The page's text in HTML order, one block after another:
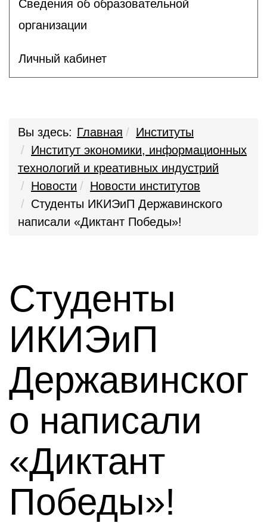
Сведения об образовательной
организации
Личный кабинет
Вы здесь: Главная
Институты
Институт экономики, информационных
технологий и креативных индустрий
Новости
Новости институтов
Студенты ИКИЭиП Державинского
написали «Диктант Победы»!
Студенты
ИКИЭиП
Державинског
о написали
«Диктант
Победы»!